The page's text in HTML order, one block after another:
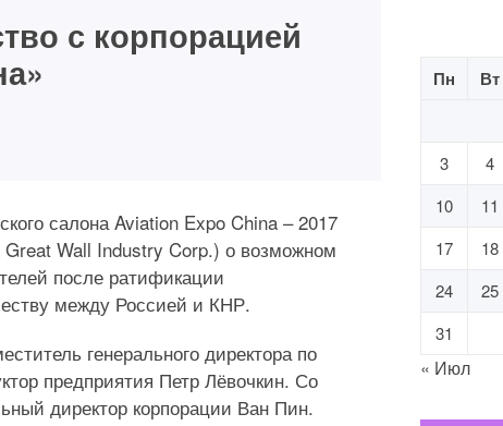
с корпорацией
салона Aviation Expo China – 2017
Great Wall Industry Corp.) о возможном
после ратификации
между Россией и КНР.
генерального директора по
предприятия Петр Лёвочкин. Со
директор корпорации Ван Пин.
Пн Вт
3
4
10
11
17
18
24
25
31
« Июл